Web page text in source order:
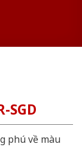
SGD
phú về màu